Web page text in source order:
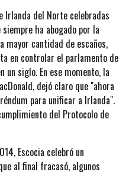
Irlanda del Norte celebradas
ha abogado por la
mayor cantidad de escaños,
en controlar el parlamento de
siglo. En ese momento, la
dejó claro que "ahora
para unificar a Irlanda".
del Protocolo de
Escocia celebró un
al final fracasó, algunos